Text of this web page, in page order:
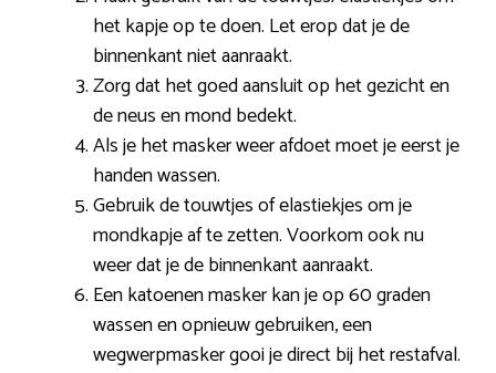
het kapje op te doen. Let erop dat je de
binnenkant niet aanraakt.
Zorg dat het goed aansluit op het gezicht en
de neus en mond bedekt.
Als je het masker weer afdoet moet je eerst je
handen wassen.
Gebruik de touwtjes of elastiekjes om je
mondkapje af te zetten. Voorkom ook nu
weer dat je de binnenkant aanraakt.
Een katoenen masker kan je op 60 graden
wassen en opnieuw gebruiken, een
wegwerpmasker gooi je direct bij het restafval.